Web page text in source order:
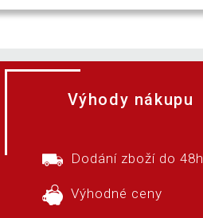
Výhody nákupu
Dodání zboží do 48h
Výhodné ceny